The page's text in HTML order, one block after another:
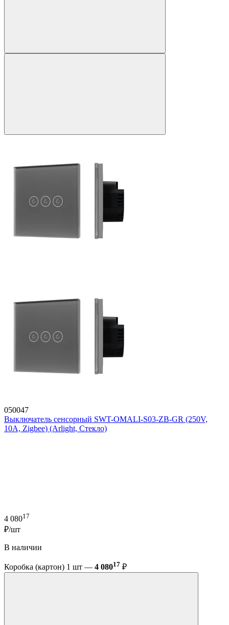
050047
Выключатель сенсорный SWT-OMALI-S03-ZB-GR (250V,
10A, Zigbee) (Arlight, Стекло)
4 08017
₽/шт
В наличии
Коробка (картон) 1 шт — 4 08017 ₽